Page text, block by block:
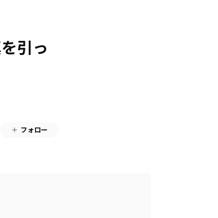
引っ
フォロー